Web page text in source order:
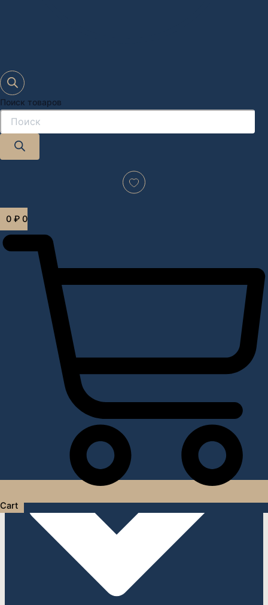
Поиск товаров
0 ₽ 0
Cart
Дизайн-проект "под ключ" в Москве
Услуги дизайнера интерьера